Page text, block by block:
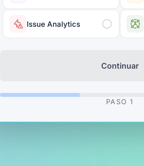
Issue Analytics
Continuar
PASO 1